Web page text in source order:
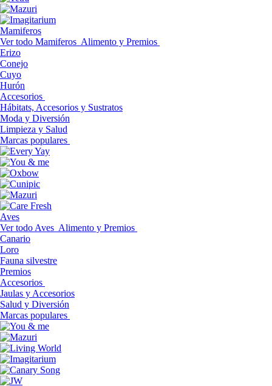
Mamiferos
Ver todo Mamiferos Alimento y Premios
Erizo
Conejo
Cuyo
Hurón
Accesorios
Hábitats, Accesorios y Sustratos
Moda y Diversión
Limpieza y Salud
Marcas populares
Aves
Ver todo Aves Alimento y Premios
Canario
Loro
Fauna silvestre
Premios
Accesorios
Jaulas y Accesorios
Salud y Diversión
Marcas populares